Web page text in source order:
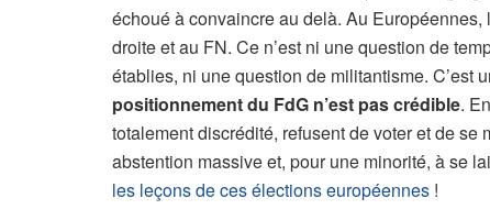
échoué à convaincre au delà. Au
droite et au FN. Ce n’est ni une question de
établies, ni une question de militantisme. C’est
positionnement du FdG n’est pas crédible.
totalement discrédité, refusent de voter et de
abstention massive et, pour une minorité, à se
les leçons de ces élections européennes !